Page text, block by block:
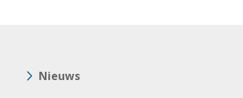
Nieuws